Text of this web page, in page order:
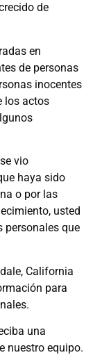
de
en
de personas
inocentes
los actos
vio
haya sido
o por las
usted
personales que
California
para
una
nuestro equipo.